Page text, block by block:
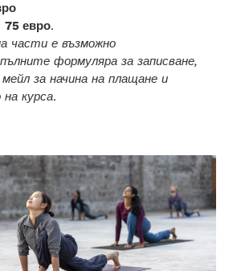
75 евро.
части е възможно
формуляра за записване,
за начина на плащане и
курса.